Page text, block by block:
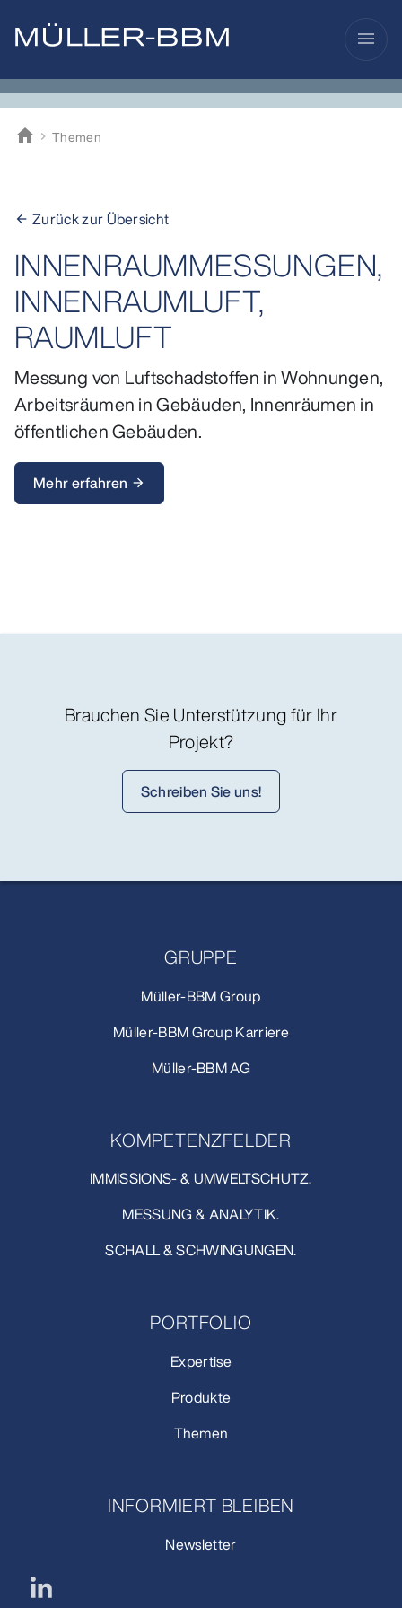
menu
home
Müller-BBM
Themen
arrow_back Zurück zur Übersicht
INNENRAUMMESSUNGEN,
INNENRAUMLUFT,
RAUMLUFT
Messung von Luftschadstoffen in Wohnungen,
Arbeitsräumen in Gebäuden, Innenräumen in
öffentlichen Gebäuden.
Mehr erfahren arrow_forward
Brauchen Sie Unterstützung für Ihr
Projekt?
Schreiben Sie uns!
GRUPPE
Müller-BBM Group
Müller-BBM Group Karriere
Müller-BBM AG
KOMPETENZFELDER
IMMISSIONS- & UMWELTSCHUTZ.
MESSUNG & ANALYTIK.
SCHALL & SCHWINGUNGEN.
PORTFOLIO
Expertise
Produkte
Themen
INFORMIERT BLEIBEN
Newsletter